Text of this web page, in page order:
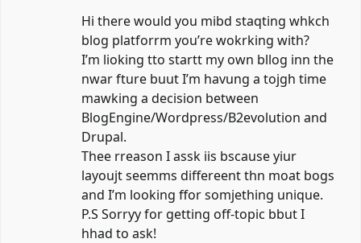
Hi there would you mibd staqting whkch
blog platforrm you’re wokrking with?
I’m lioking tto startt my own bllog inn the
nwar fture buut I’m havung a tojgh time
mawking a decision between
BlogEngine/Wordpress/B2evolution and
Drupal.
Thee rreason I assk iis bscause yiur
layoujt seemms differeent thn moat bogs
and I’m looking ffor somjething unique.
P.S Sorryy for getting off-topic bbut I
hhad to ask!